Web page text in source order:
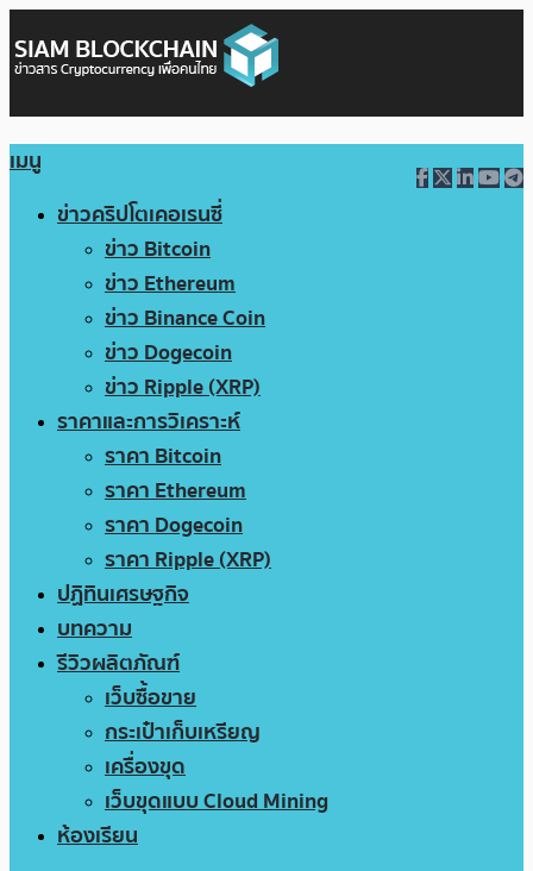
เมนู
ข่าวคริปโตเคอเรนซี่
ข่าว Bitcoin
ข่าว Ethereum
ข่าว Binance Coin
ข่าว Dogecoin
ข่าว Ripple (XRP)
ราคาและการวิเคราะห์
ราคา Bitcoin
ราคา Ethereum
ราคา Dogecoin
ราคา Ripple (XRP)
ปฏิทินเศรษฐกิจ
บทความ
รีวิวผลิตภัณฑ์
เว็บซื้อขาย
กระเป๋าเก็บเหรียญ
เครื่องขุด
เว็บขุดแบบ Cloud Mining
ห้องเรียน